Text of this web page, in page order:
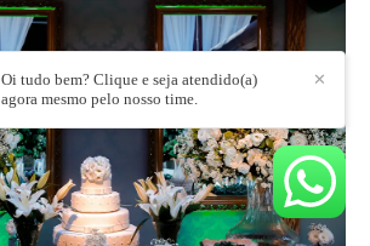
✕
Oi tudo bem? Clique e seja atendido(a)
agora mesmo pelo nosso time.